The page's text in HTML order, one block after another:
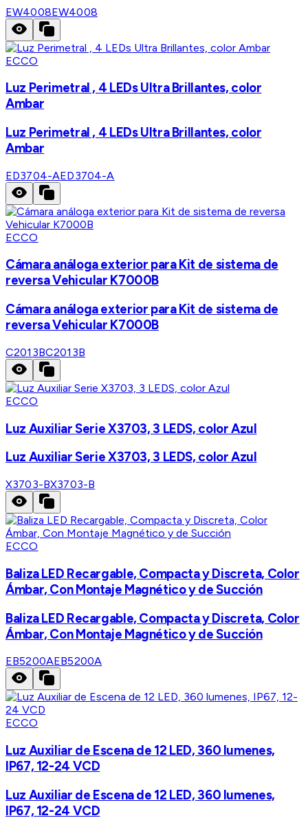
EW4008EW4008
ECCO
Luz Perimetral , 4 LEDs Ultra Brillantes, color
Ambar
Luz Perimetral , 4 LEDs Ultra Brillantes, color
Ambar
ED3704-AED3704-A
ECCO
Cámara análoga exterior para Kit de sistema de
reversa Vehicular K7000B
Cámara análoga exterior para Kit de sistema de
reversa Vehicular K7000B
C2013BC2013B
ECCO
Luz Auxiliar Serie X3703, 3 LEDS, color Azul
Luz Auxiliar Serie X3703, 3 LEDS, color Azul
X3703-BX3703-B
ECCO
Baliza LED Recargable, Compacta y Discreta, Color
Ámbar, Con Montaje Magnético y de Succión
Baliza LED Recargable, Compacta y Discreta, Color
Ámbar, Con Montaje Magnético y de Succión
EB5200AEB5200A
ECCO
Luz Auxiliar de Escena de 12 LED, 360 lumenes,
IP67, 12-24 VCD
Luz Auxiliar de Escena de 12 LED, 360 lumenes,
IP67, 12-24 VCD